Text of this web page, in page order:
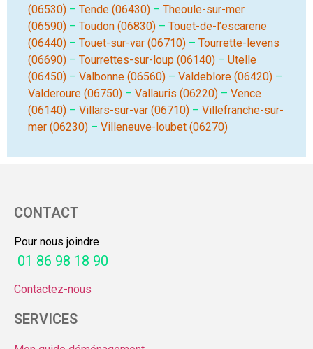
(06530) – Tende (06430) – Theoule-sur-mer
(06590) – Toudon (06830) – Touet-de-l’escarene
(06440) – Touet-sur-var (06710) – Tourrette-levens
(06690) – Tourrettes-sur-loup (06140) – Utelle
(06450) – Valbonne (06560) – Valdeblore (06420) –
Valderoure (06750) – Vallauris (06220) – Vence
(06140) – Villars-sur-var (06710) – Villefranche-sur-
mer (06230) – Villeneuve-loubet (06270)
CONTACT
Pour nous joindre
01 86 98 18 90
Contactez-nous
SERVICES